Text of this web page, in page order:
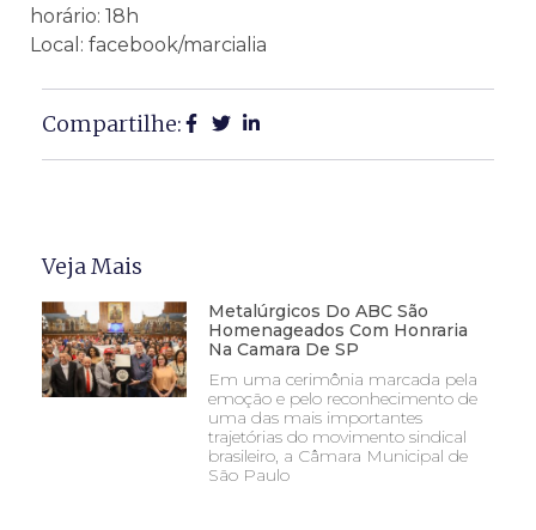
horário: 18h
Local: facebook/marcialia
Compartilhe:
Veja Mais
Metalúrgicos Do ABC São
Homenageados Com Honraria
Na Camara De SP
Em uma cerimônia marcada pela
emoção e pelo reconhecimento de
uma das mais importantes
trajetórias do movimento sindical
brasileiro, a Câmara Municipal de
São Paulo